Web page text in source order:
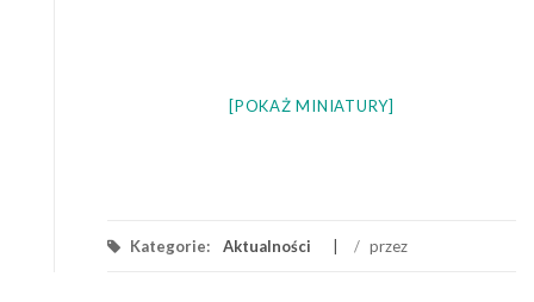
[POKAŻ MINIATURY]
Kategorie: Aktualności / przez